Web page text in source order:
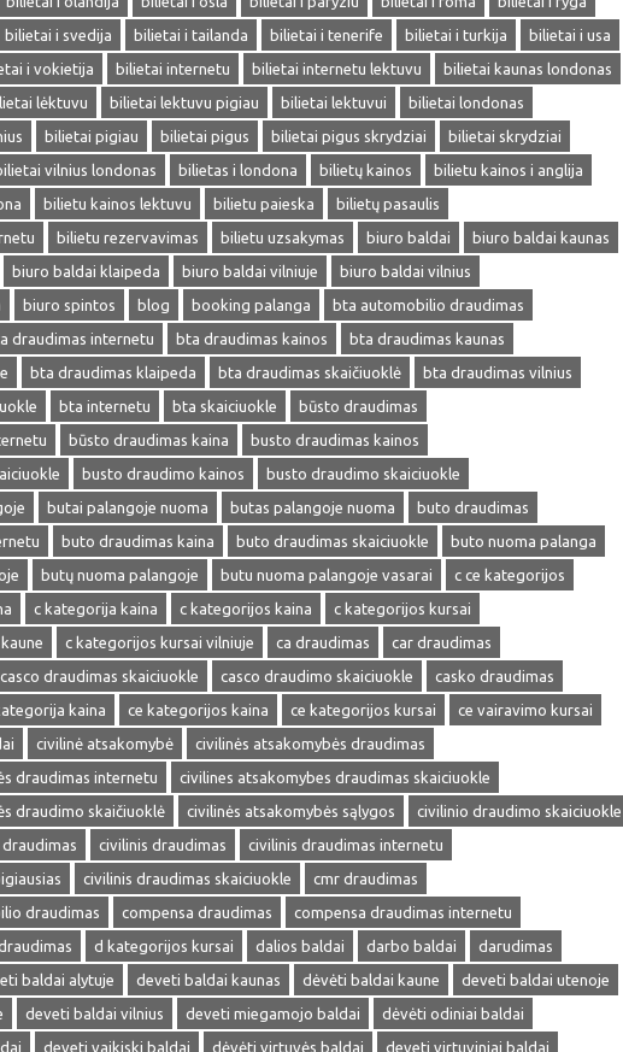
bilietai i svedija bilietai i tailanda bilietai i tenerife bilietai i turkija
bilietai i usa
i vokietija bilietai internetu bilietai internetu lektuvu
bilietai kaunas londonas
lėktuvu bilietai lektuvu pigiau bilietai lektuvui
bilietai londonas
bilietai pigiau bilietai pigus bilietai pigus skrydziai
bilietai skrydziai
vilnius londonas bilietas i londona bilietų kainos
bilietu kainos i anglija
bilietu kainos lektuvu bilietu paieska
bilietų pasaulis
bilietu rezervavimas bilietu uzsakymas biuro baldai
biuro baldai kaunas
biuro baldai klaipeda biuro baldai vilniuje
biuro baldai vilnius
biuro spintos blog booking palanga
bta automobilio draudimas
draudimas internetu bta draudimas kainos
bta draudimas kaunas
bta draudimas klaipeda bta draudimas skaičiuoklė
bta draudimas vilnius
bta internetu bta skaiciuokle
būsto draudimas
būsto draudimas kaina
busto draudimas kainos
busto draudimo kainos
busto draudimo skaiciuokle
butai palangoje nuoma butas palangoje nuoma
buto draudimas
buto draudimas kaina buto draudimas skaiciuokle
buto nuoma palanga
butų nuoma palangoje butu nuoma palangoje vasarai
c ce kategorijos
c kategorija kaina c kategorijos kaina
c kategorijos kursai
c kategorijos kursai vilniuje ca draudimas
car draudimas
casco draudimas skaiciuokle casco draudimo skaiciuokle
casko draudimas
kaina ce kategorijos kaina ce kategorijos kursai
ce vairavimo kursai
civilinė atsakomybė
civilinės atsakomybės draudimas
draudimas internetu
civilines atsakomybes draudimas skaiciuokle
draudimo skaičiuoklė
civilinės atsakomybės sąlygos
civilinio draudimo skaiciuokle
civilinis draudimas
civilinis draudimas internetu
civilinis draudimas skaiciuokle
cmr draudimas
draudimas
compensa draudimas
compensa draudimas internetu
d kategorijos kursai dalios baldai darbo baldai
darudimas
baldai alytuje deveti baldai kaunas dėvėti baldai kaune
deveti baldai utenoje
deveti baldai vilnius deveti miegamojo baldai
dėvėti odiniai baldai
deveti vaikiski baldai dėvėti virtuvės baldai deveti virtuviniai baldai